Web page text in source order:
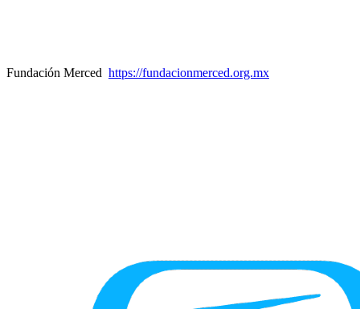
Fundación Merced https://fundacionmerced.org.mx